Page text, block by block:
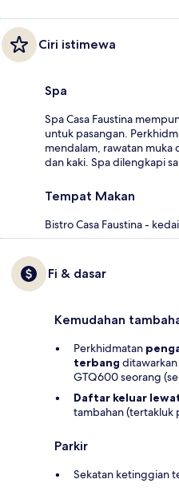
Ciri istimewa
Spa
Spa Casa Faustina
untuk pasangan.
mendalam, rawatan muka
dan kaki. Spa dilengkapi
Tempat Makan
Bistro Casa Faustina -
Fi & dasar
Kemudahan
Perkhidmatan
terbang
GTQ600 seorang
Daftar keluar
tambahan (tertakluk
Parkir
Sekatan ketinggian